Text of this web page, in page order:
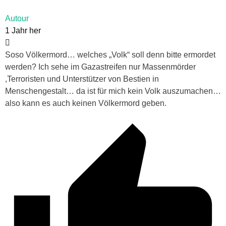
Autour
1 Jahr her
Soso Völkermord… welches „Volk“ soll denn bitte ermordet
werden? Ich sehe im Gazastreifen nur Massenmörder
,Terroristen und Unterstützer von Bestien in
Menschengestalt… da ist für mich kein Volk auszumachen…
also kann es auch keinen Völkermord geben.